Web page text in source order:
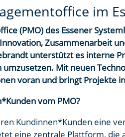
im
(PMO) des Essener
Zusammenarbeit
unterstützt es interne
Mit neuen
voran und bringt Projekte
vom PMO?
Kundinnen*Kunden eine
eine zentrale Plattform,